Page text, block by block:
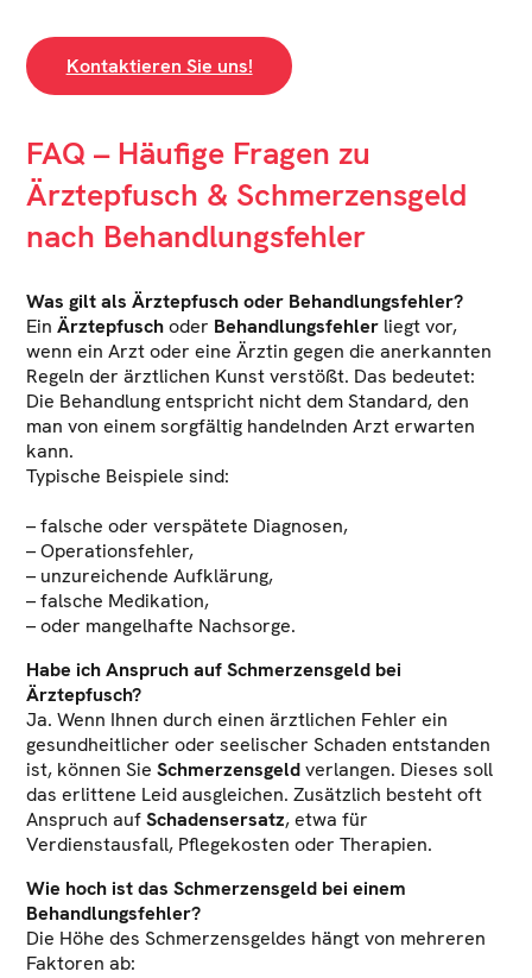
Kontaktieren Sie uns!
FAQ – Häufige Fragen zu
Ärztepfusch & Schmerzensgeld
nach Behandlungsfehler
Was gilt als Ärztepfusch oder Behandlungsfehler?
EinÄrztepfuschoder Behandlungsfehler liegt vor,
wenn ein Arzt oder eine Ärztin gegen die anerkannten
Regeln der ärztlichen Kunst verstößt. Das bedeutet:
Die Behandlung entspricht nicht dem Standard, den
man von einem sorgfältig handelnden Arzt erwarten
kann.
Typische Beispiele sind:
– falsche oder verspätete Diagnosen,
– Operationsfehler,
– unzureichende Aufklärung,
– falsche Medikation,
– oder mangelhafte Nachsorge.
Habe ich Anspruch auf Schmerzensgeld bei
Ärztepfusch?
Ja. Wenn Ihnen durch einen ärztlichen Fehler ein
gesundheitlicher oder seelischer Schaden entstanden
ist, können SieSchmerzensgeldverlangen. Dieses soll
das erlittene Leid ausgleichen. Zusätzlich besteht oft
Anspruch aufSchadensersatz, etwa für
Verdienstausfall, Pflegekosten oder Therapien.
Wie hoch ist das Schmerzensgeld bei einem
Behandlungsfehler?
Die Höhe des Schmerzensgeldes hängt von mehreren
Faktoren ab: